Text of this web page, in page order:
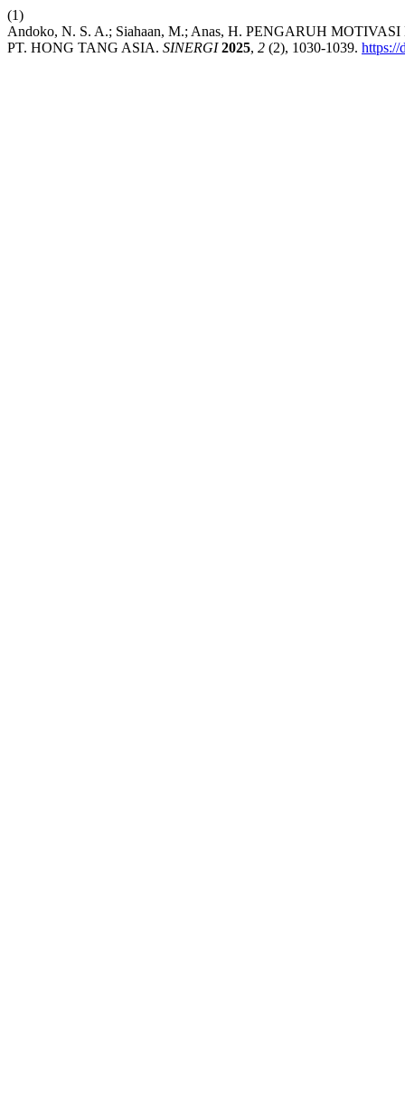
(1)
Andoko, N. S. A.; Siahaan, M.; Anas, H. PENGARUH
PT. HONG TANG ASIA. SINERGI 2025, 2 (2), 1030-1039. https://